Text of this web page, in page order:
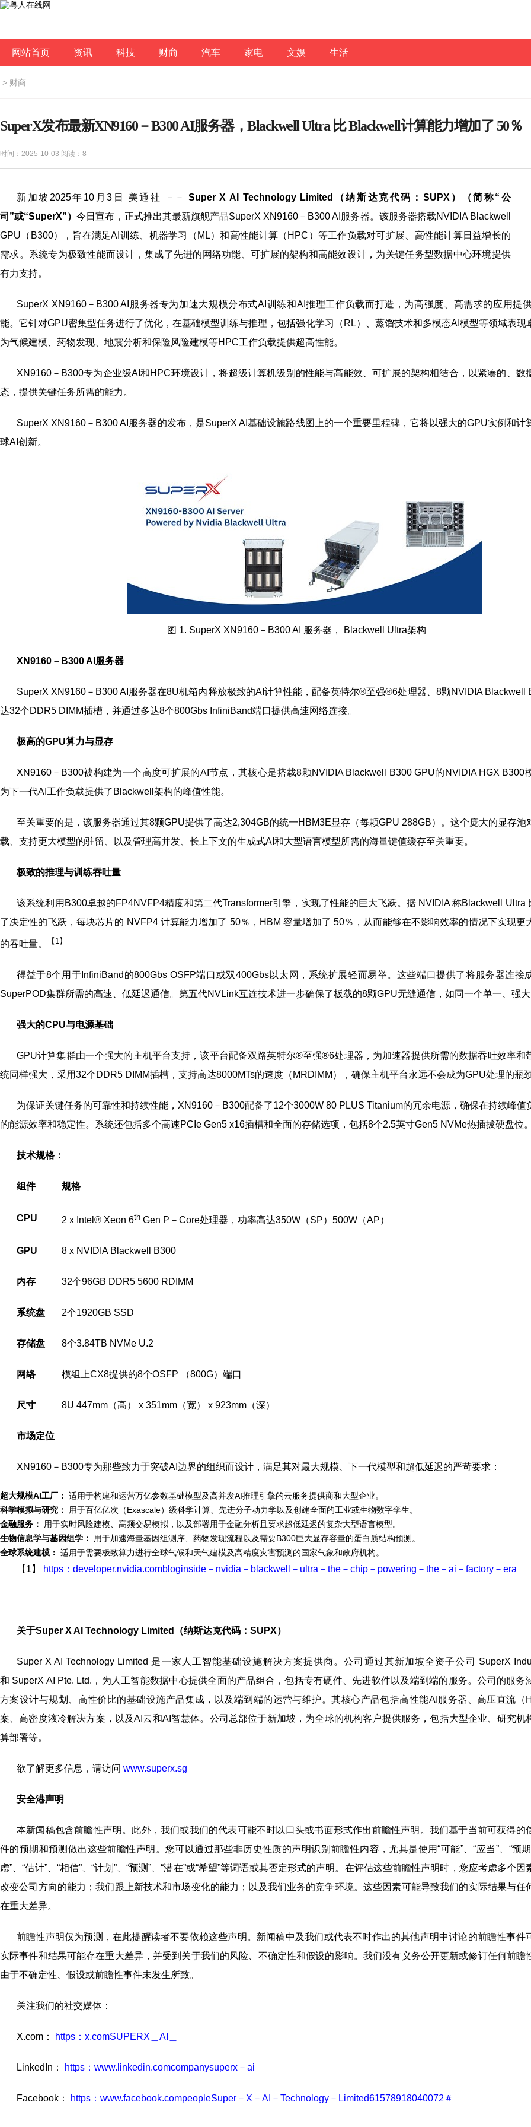
网站首页 资讯 科技 财商 汽车 家电 文娱 生活
> 财商
SuperX发布最新XN9160－B300 AI服务器，Blackwell Ultra 比 Blackwell计算能力增加了 50％
时间：2025-10-03 阅读： 8
新加坡 2025年10月3日 美通社 －－ Super X AI Technology Limited （纳斯达克代码： SUPX ）（简称“ 公
司 ”或“SuperX”）今日宣布，正式推出其最新旗舰产品SuperX XN9160－B300 AI服务器。该服务器搭载NVIDIA Blackwell
GPU（B300），旨在满足AI训练、机器学习（ML）和高性能计算（HPC）等工作负载对可扩展、高性能计算日益增长的
需求。系统专为极致性能而设计，集成了先进的网络功能、可扩展的架构和高能效设计，为关键任务型数据中心环境提供
有力支持。
SuperX XN9160－B300 AI服务器专为加速大规模分布式AI训练和AI推理工作负载而打造，为高强度、高需求的应用提
能。它针对GPU密集型任务进行了优化，在基础模型训练与推理，包括强化学习（RL）、蒸馏技术和多模态AI模型等领域表现
为气候建模、药物发现、地震分析和保险风险建模等HPC工作负载提供超高性能。
XN9160－B300专为企业级AI和HPC环境设计，将超级计算机级别的性能与高能效、可扩展的架构相结合，以紧凑的、数
态，提供关键任务所需的能力。
SuperX XN9160－B300 AI服务器的发布，是SuperX AI基础设施路线图上的一个重要里程碑，它将以强大的GPU实例和计
球AI创新。
图 1. SuperX XN9160－B300 AI 服务器， Blackwell Ultra架构
XN9160－B300 AI 服务器
SuperX XN9160－B300 AI服务器在8U机箱内释放极致的AI计算性能，配备英特尔®至强®6处理器、8颗NVIDIA Blackwell
达32个DDR5 DIMM插槽，并通过多达8个800Gbs InfiniBand端口提供高速网络连接。
极高的GPU算力与显存
XN9160－B300被构建为一个高度可扩展的AI节点，其核心是搭载8颗NVIDIA Blackwell B300 GPU的NVIDIA HGX B300
为下一代AI工作负载提供了Blackwell架构的峰值性能。
至关重要的是，该服务器通过其8颗GPU提供了高达2,304GB的统一HBM3E显存（每颗GPU 288GB）。这个庞大的显存池
载、支持更大模型的驻留、以及管理高并发、长上下文的生成式AI和大型语言模型所需的海量键值缓存至关重要。
极致的推理与训练吞吐量
该系统利用B300卓越的FP4NVFP4精度和第二代Transformer引擎，实现了性能的巨大飞跃。据 NVIDIA 称Blackwell Ultra
了决定性的飞跃，每块芯片的 NVFP4 计算能力增加了 50％，HBM 容量增加了 50％，从而能够在不影响效率的情况下实现更
的吞吐量。 【1】
得益于8个用于InfiniBand的800Gbs OSFP端口或双400Gbs以太网，系统扩展轻而易举。这些端口提供了将服务器连接
SuperPOD集群所需的高速、低延迟通信。第五代NVLink互连技术进一步确保了板载的8颗GPU无缝通信，如同一个单一、强大
强大的CPU与电源基础
GPU计算集群由一个强大的主机平台支持，该平台配备双路英特尔®至强®6处理器，为加速器提供所需的数据吞吐效率和
统同样强大，采用32个DDR5 DIMM插槽，支持高达8000MTs的速度（MRDIMM），确保主机平台永远不会成为GPU处理的瓶颈
为保证关键任务的可靠性和持续性能，XN9160－B300配备了12个3000W 80 PLUS Titanium的冗余电源，确保在持续峰值
的能源效率和稳定性。系统还包括多个高速PCIe Gen5 x16插槽和全面的存储选项，包括8个2.5英寸Gen5 NVMe热插拔硬盘位。
技术规格：
组件 规格
CPU 2 x Intel® Xeon 6th Gen P－Core处理器，功率高达350W（SP）500W（AP）
GPU 8 x NVIDIA Blackwell B300
内存 32个96GB DDR5 5600 RDIMM
系统盘 2个1920GB SSD
存储盘 8个3.84TB NVMe U.2
网络 模组上CX8提供的8个OSFP （800G）端口
尺寸 8U 447mm（高） x 351mm（宽） x 923mm（深）
市场定位
XN9160－B300专为那些致力于突破AI边界的组织而设计，满足其对最大规模、下一代模型和超低延迟的严苛要求：
超大规模AI工厂： 适用于构建和运营万亿参数基础模型及高并发AI推理引擎的云服务提供商和大型企业。
科学模拟与研究：
用于百亿亿次（Exascale）级科学计算、先进分子动力学以及创建全面的工业或生物数字孪生。
金融服务：
用于实时风险建模、高频交易模拟，以及部署用于金融分析且要求超低延迟的复杂大型语言模型。
生物信息学与基因组学：
用于加速海量基因组测序、药物发现流程以及需要B300巨大显存容量的蛋白质结构预测。
全球系统建模： 适用于需要极致算力进行全球气候和天气建模及高精度灾害预测的国家气象和政府机构。
【1】 https：developer.nvidia.combloginside－nvidia－blackwell－ultra－the－chip－powering－the－ai－factory－era
关于Super X AI Technology Limited（纳斯达克代码：SUPX）
Super X AI Technology Limited 是一家人工智能基础设施解决方案提供商。公司通过其新加坡全资子公司 SuperX
和 SuperX AI Pte. Ltd.，为人工智能数据中心提供全面的产品组合，包括专有硬件、先进软件以及端到端的服务。公司的服务
方案设计与规划、高性价比的基础设施产品集成，以及端到端的运营与维护。其核心产品包括高性能AI服务器、高压直流（
案、高密度液冷解决方案，以及AI云和AI智慧体。公司总部位于新加坡，为全球的机构客户提供服务，包括大型企业、研究机
算部署等。
欲了解更多信息，请访问 www.superx.sg
安全港声明
本新闻稿包含前瞻性声明。此外，我们或我们的代表可能不时以口头或书面形式作出前瞻性声明。我们基于当前可获得的
件的预期和预测做出这些前瞻性声明。您可以通过那些非历史性质的声明识别前瞻性内容，尤其是使用“可能”、“应当”、“预期
虑”、“估计”、“相信”、“计划”、“预测”、“潜在”或“希望”等词语或其否定形式的声明。在评估这些前瞻性声明时，您应考虑多个
改变公司方向的能力；我们跟上新技术和市场变化的能力；以及我们业务的竞争环境。这些因素可能导致我们的实际结果与任
在重大差异。
前瞻性声明仅为预测，在此提醒读者不要依赖这些声明。新闻稿中及我们或代表不时作出的其他声明中讨论的前瞻性事件
实际事件和结果可能存在重大差异，并受到关于我们的风险、不确定性和假设的影响。我们没有义务公开更新或修订任何前瞻
由于不确定性、假设或前瞻性事件未发生所致。
关注我们的社交媒体：
X.com： https：x.comSUPERX＿AI＿
LinkedIn： https：www.linkedin.comcompanysuperx－ai
Facebook： https：www.facebook.compeopleSuper－X－AI－Technology－Limited61578918040072＃